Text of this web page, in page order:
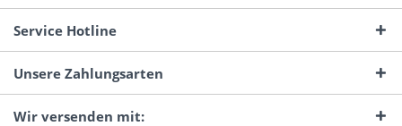
Service Hotline
Unsere Zahlungsarten
Wir versenden mit: